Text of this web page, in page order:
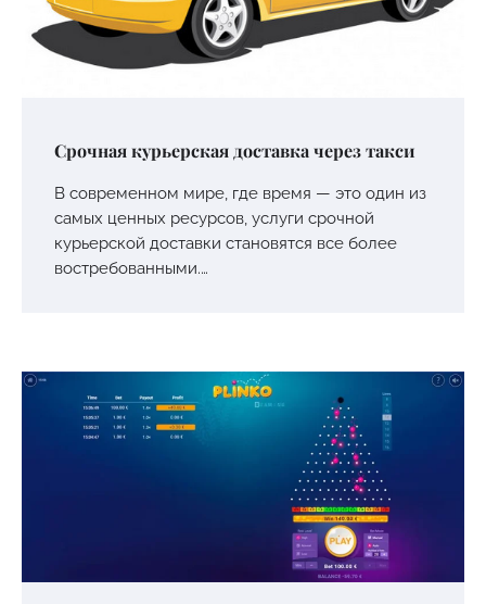
Срочная курьерская доставка через такси
В современном мире, где время — это один из
самых ценных ресурсов, услуги срочной
курьерской доставки становятся все более
востребованными.…